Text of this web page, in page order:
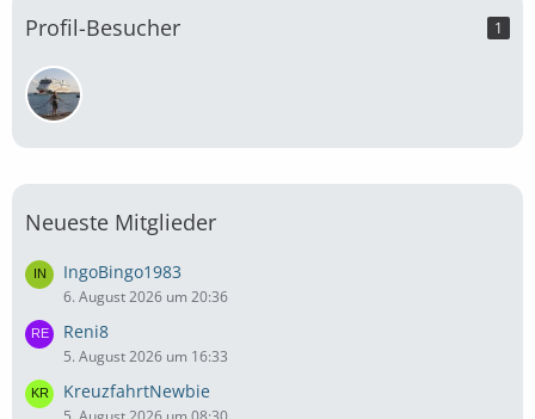
Profil-Besucher 1
Neueste Mitglieder
IngoBingo1983
6. August 2026 um 20:36
Reni8
5. August 2026 um 16:33
KreuzfahrtNewbie